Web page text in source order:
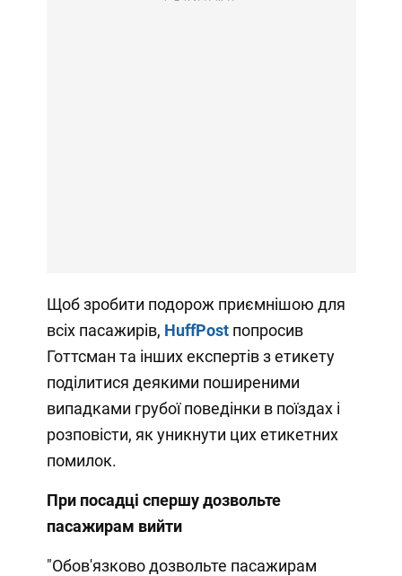
Щоб зробити подорож приємнішою для
всіх пасажирів, HuffPost попросив
Готтсман та інших експертів з етикету
поділитися деякими поширеними
випадками грубої поведінки в поїздах і
розповісти, як уникнути цих етикетних
помилок.
При посадці спершу дозвольте
пасажирам вийти
"Обов'язково дозвольте пасажирам